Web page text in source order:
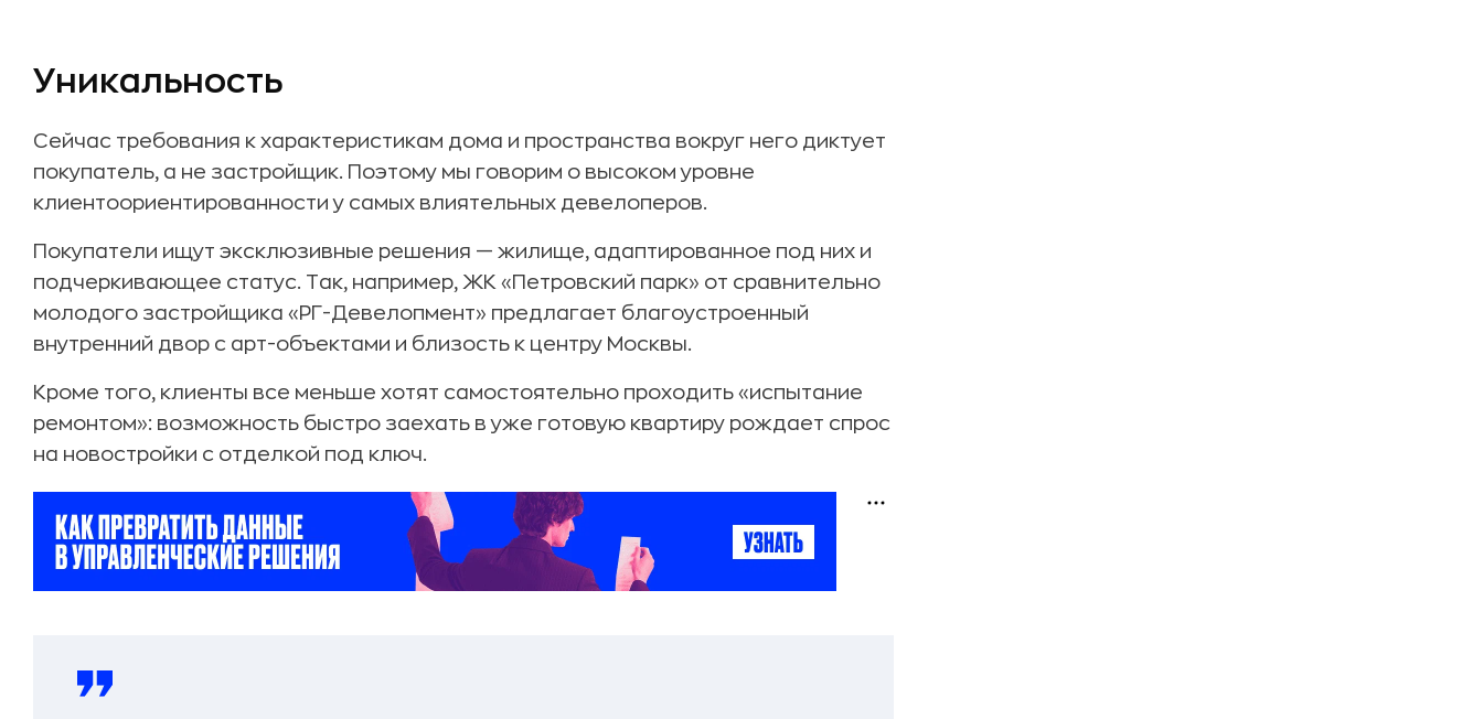
Уникальность
Сейчас требования к характеристикам дома и пространства вокруг него диктует
покупатель, а не застройщик. Поэтому мы говорим о высоком уровне
клиентоориентированности у самых влиятельных девелоперов.
Покупатели ищут эксклюзивные решения — жилище, адаптированное под них и
подчеркивающее статус. Так, например, ЖК «Петровский парк» от сравнительно
молодого застройщика «РГ-Девелопмент» предлагает благоустроенный
внутренний двор с арт-объектами и близость к центру Москвы.
Кроме того, клиенты все меньше хотят самостоятельно проходить «испытание
ремонтом»: возможность быстро заехать в уже готовую квартиру рождает спрос
на новостройки с отделкой под ключ.